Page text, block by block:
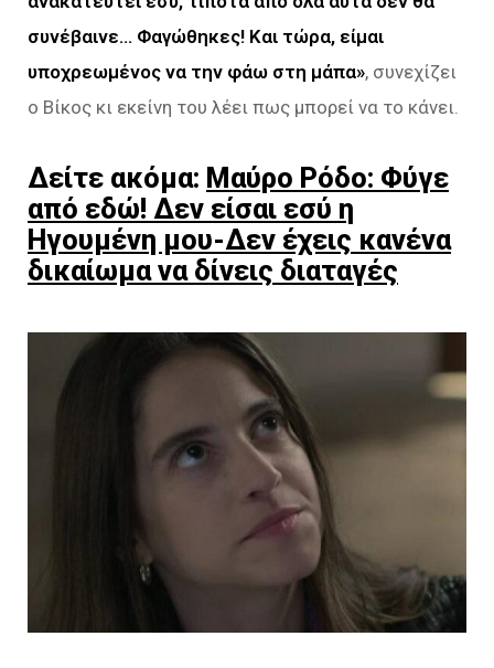
συνέβαινε… Φαγώθηκες! Και τώρα, είμαι
υποχρεωμένος να την φάω στη μάπα», συνεχίζει
ο Βίκος κι εκείνη του λέει πως μπορεί να το κάνει.
Δείτε ακόμα: Μαύρο Ρόδο: Φύγε
από εδώ! Δεν είσαι εσύ η
Ηγουμένη μου-Δεν έχεις κανένα
δικαίωμα να δίνεις διαταγές